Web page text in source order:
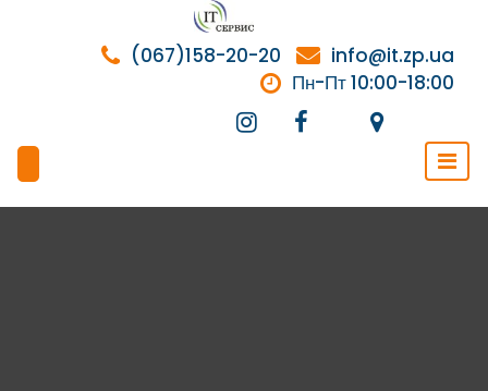
содержимому
info@it.zp.ua
(067)158-20-20
Пн-Пт 10:00-18:00